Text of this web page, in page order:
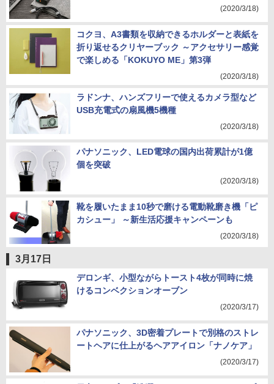
(2020/3/18)
コクヨ、A3書類を収納できるホルダーと表紙を
折り返せるクリヤーブック ～アクセサリー感覚
で楽しめる「KOKUYO ME」第3弾
(2020/3/18)
ラドンナ、ハンズフリーで使えるカメラ型など
USB充電式の扇風機5機種
(2020/3/18)
パナソニック、LED電球の国内出荷累計が1億
個を突破
(2020/3/18)
靴を履いたまま10秒で磨ける電動靴磨き機「ピ
カシュー」 ～新生活応援キャンペーンも
(2020/3/18)
3月17日
デロンギ、小型ながらトースト4枚が同時に焼
けるコンベクションオーブン
(2020/3/17)
パナソニック、3D密着プレートで別格のストレ
ートヘアに仕上がるヘアアイロン「ナノケア」
(2020/3/17)